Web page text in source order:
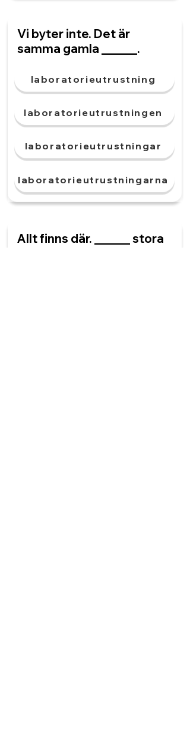
Vi byter inte. Det är
samma gamla ______.
laboratorieutrustning
laboratorieutrustningen
laboratorieutrustningar
laboratorieutrustningarna
Allt finns där. ______ stora